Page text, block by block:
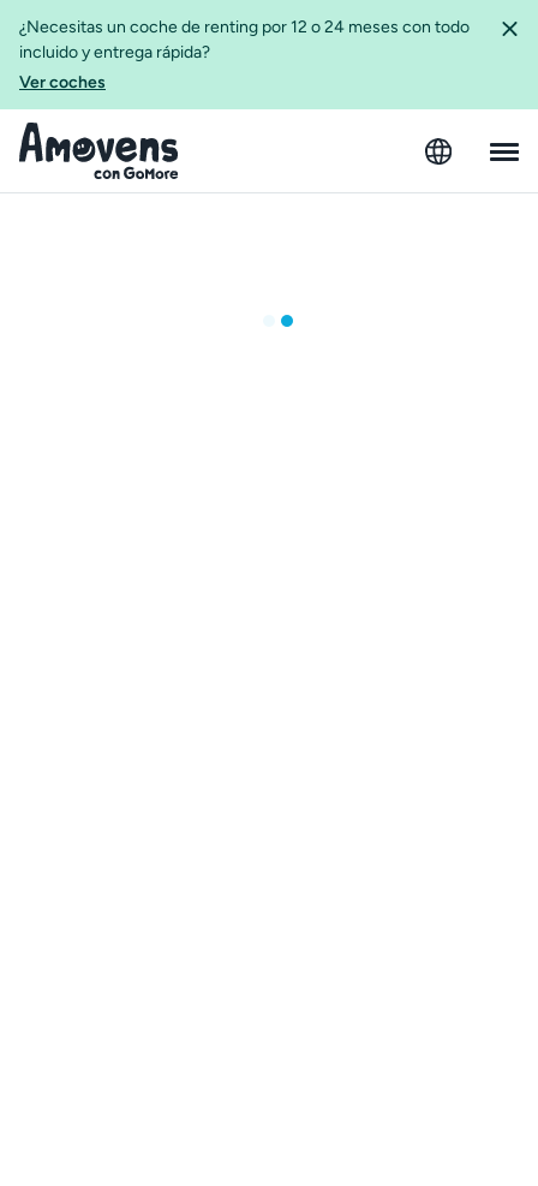
¿Necesitas un coche de renting por 12 o 24 meses con todo
incluido y entrega rápida?
Ver coches